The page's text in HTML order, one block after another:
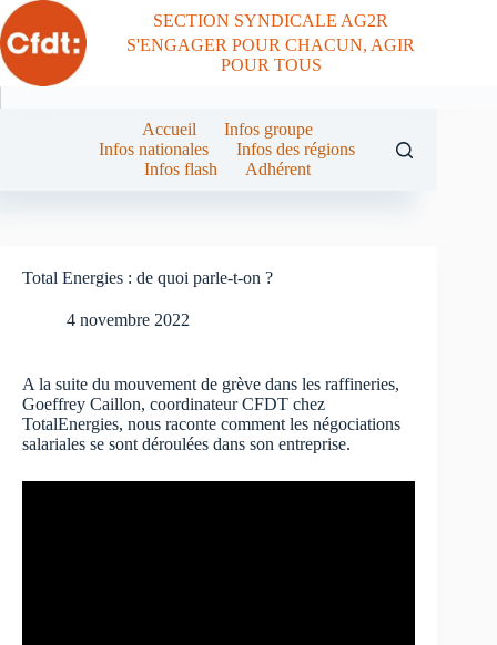
Passer
au
contenu
SECTION SYNDICALE AG2R
S'ENGAGER POUR CHACUN, AGIR
POUR TOUS
Accueil
Infos groupe
Infos nationales
Infos des régions
Infos flash
Adhérent
Total Energies : de quoi parle-t-on ?
4 novembre 2022
A la suite du mouvement de grève dans les raffineries,
Goeffrey Caillon, coordinateur CFDT chez
TotalEnergies, nous raconte comment les négociations
salariales se sont déroulées dans son entreprise.